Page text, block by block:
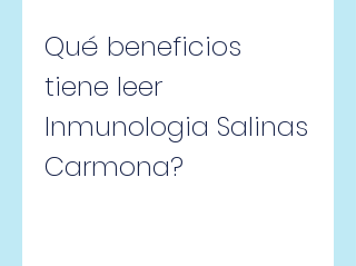
Qué beneficios
tiene leer
Inmunologia Salinas
Carmona?